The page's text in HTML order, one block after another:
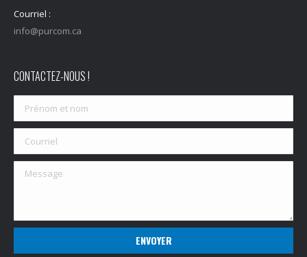
Courriel :
info@purcom.ca
CONTACTEZ-NOUS !